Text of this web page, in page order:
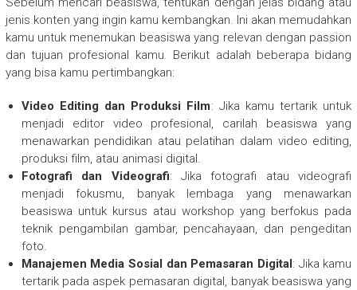
jenis konten yang ingin kamu kembangkan. Ini akan memudahkan
kamu untuk menemukan beasiswa yang relevan dengan passion
dan tujuan profesional kamu. Berikut adalah beberapa bidang
yang bisa kamu pertimbangkan:
Video Editing dan Produksi Film: Jika kamu tertarik untuk
menjadi editor video profesional, carilah beasiswa yang
menawarkan pendidikan atau pelatihan dalam video editing,
produksi film, atau animasi digital.
Fotografi dan Videografi: Jika fotografi atau videografi
menjadi fokusmu, banyak lembaga yang menawarkan
beasiswa untuk kursus atau workshop yang berfokus pada
teknik pengambilan gambar, pencahayaan, dan pengeditan
foto.
Manajemen Media Sosial dan Pemasaran Digital: Jika kamu
tertarik pada aspek pemasaran digital, banyak beasiswa yang